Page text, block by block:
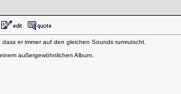
er immer auf den gleichen Sounds rumrutscht.
außergewöhnlichen Album.